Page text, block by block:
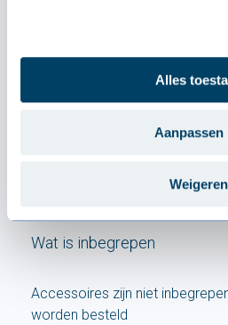
Alles
Aanpassen
Weigeren
Eigenschappen
Wat is inbegrepen
Accessoires zijn niet
worden besteld